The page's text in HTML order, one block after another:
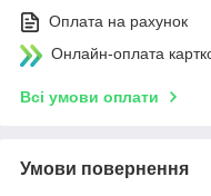
Оплата на рахунок
Онлайн-оплата
Всі умови оплати
Умови повернення